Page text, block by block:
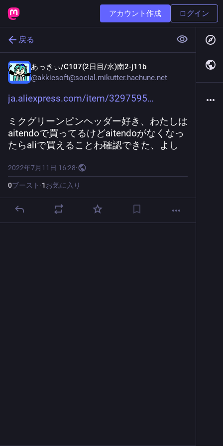
アカウント作成 ログイン
戻る
あっきぃ/C107(2日目/水)南2-j11b
@akkiesoft@social.mikutter.hachune.net
ja.aliexpress.com/item/3297595
ミクグリーンピンヘッダー好き、わたしは
aitendoで買ってるけどaitendoがなくなっ
たらaliで買えることわ確認できた、よし
2022年7月11日 16:28·
0ブースト ·1お気に入り